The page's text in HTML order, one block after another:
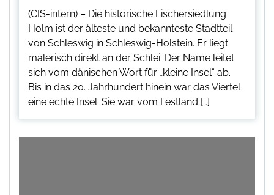
(CIS-intern) – Die historische Fischersiedlung
Holm ist der älteste und bekannteste Stadtteil
von Schleswig in Schleswig-Holstein. Er liegt
malerisch direkt an der Schlei. Der Name leitet
sich vom dänischen Wort für „kleine Insel“ ab.
Bis in das 20. Jahrhundert hinein war das Viertel
eine echte Insel. Sie war vom Festland […]